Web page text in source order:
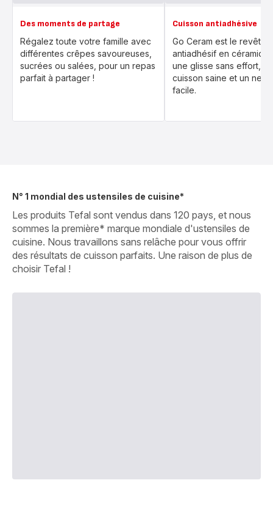
Des moments de partage
Régalez toute votre famille avec
différentes crêpes savoureuses,
sucrées ou salées, pour un repas
parfait à partager !
Cuisson antiadhésive
Go Ceram est le
antiadhésif en
une glisse sans effort,
cuisson saine et un
facile.
N° 1 mondial des ustensiles de cuisine*
Les produits Tefal sont vendus dans 120 pays, et nous
sommes la première* marque mondiale d'ustensiles de
cuisine. Nous travaillons sans relâche pour vous offrir
des résultats de cuisson parfaits. Une raison de plus de
choisir Tefal !